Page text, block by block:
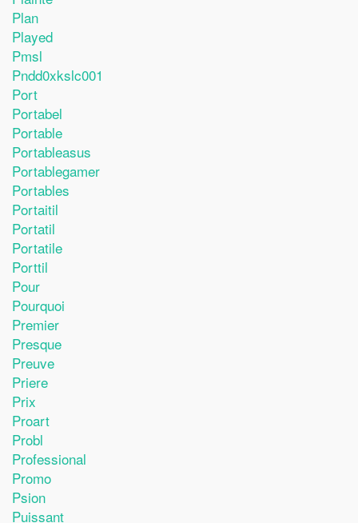
Plan
Played
Pmsl
Pndd0xkslc001
Port
Portabel
Portable
Portableasus
Portablegamer
Portables
Portaitil
Portatil
Portatile
Porttil
Pour
Pourquoi
Premier
Presque
Preuve
Priere
Prix
Proart
Probl
Professional
Promo
Psion
Puissant